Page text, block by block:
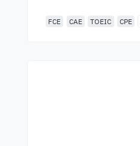
FCE CAE TOEIC CPE